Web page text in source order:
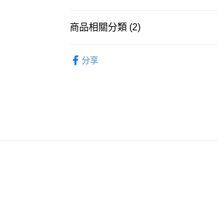
豐銀行戶口：652-589300-838 收款人：
收到付款訊息後會盡快安排送貨。
順豐智能櫃(智能櫃取件要視乎包裹尺寸
商品相關分類 (2)
分享